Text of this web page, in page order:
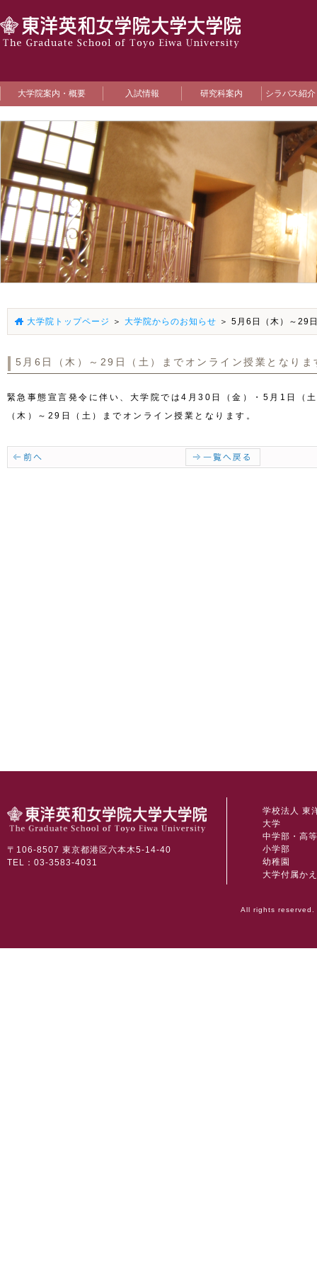
大学院案内・概要 入試情報 研究科案内 シラバス紹
大学院トップページ ＞ 大学院からのお知らせ ＞ 5月6日（木）～29
5月6日（木）～29日（土）までオンライン授業となりま
緊急事態宣言発令に伴い、大学院では4月30日（金）・5月1日（
（木）～29日（土）までオンライン授業となります。
〒106-8507 東京都港区六本木5-14-40
TEL：03-3583-4031
学校法人 東
大学
中学部・高
小学部
幼稚園
大学付属か
All rights reserved.